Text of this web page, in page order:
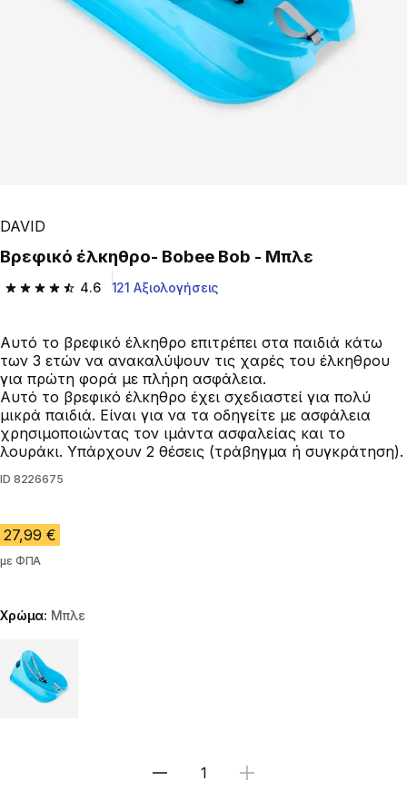
DAVID
Βρεφικό έλκηθρο- Bobee Bob - Μπλε
4.6
4.6 out of 5 stars from 121 reviews
121 Αξιολογήσεις
Αυτό το βρεφικό έλκηθρο επιτρέπει στα παιδιά κάτω
των 3 ετών να ανακαλύψουν τις χαρές του έλκηθρου
για πρώτη φορά με πλήρη ασφάλεια.
Αυτό το βρεφικό έλκηθρο έχει σχεδιαστεί για πολύ
μικρά παιδιά. Είναι για να τα οδηγείτε με ασφάλεια
χρησιμοποιώντας τον ιμάντα ασφαλείας και το
λουράκι. Υπάρχουν 2 θέσεις (τράβηγμα ή συγκράτηση).
ID 8226675
27,99 €
με ΦΠΑ
Χρώμα: Μπλε
Choose a variant
Επιλέξτε ποσότητα